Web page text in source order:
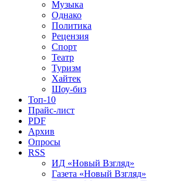
Музыка
Однако
Политика
Рецензия
Спорт
Театр
Туризм
Хайтек
Шоу-биз
Топ-10
Прайс-лист
PDF
Архив
Опросы
RSS
ИД «Новый Взгляд»
Газета «Новый Взгляд»